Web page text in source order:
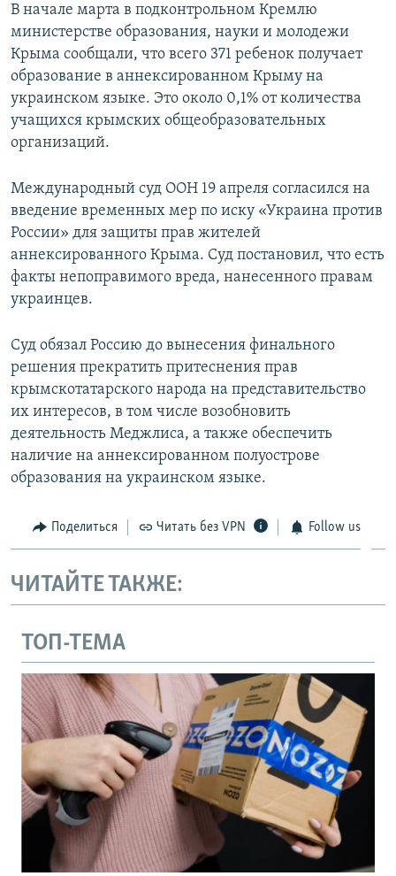
В начале марта в подконтрольном Кремлю
министерстве образования, науки и молодежи
Крыма сообщали, что всего 371 ребенок получает
образование в аннексированном Крыму на
украинском языке. Это около 0,1% от количества
учащихся крымских общеобразовательных
организаций.
Международный суд ООН 19 апреля согласился на
введение временных мер по иску «Украина против
России» для защиты прав жителей
аннексированного Крыма. Суд постановил, что есть
факты непоправимого вреда, нанесенного правам
украинцев.
Суд обязал Россию до вынесения финального
решения прекратить притеснения прав
крымскотатарского народа на представительство
их интересов, в том числе возобновить
деятельность Меджлиса, а также обеспечить
наличие на аннексированном полуострове
образования на украинском языке.
Поделиться Читать без VPN Follow us
ЧИТАЙТЕ ТАКЖЕ:
ТОП-ТЕМА